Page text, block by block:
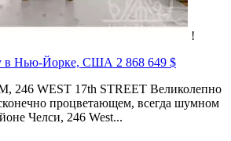
!
в Нью-Йорке, США 2 868 649 $
246 WEST 17th STREET Великолепно
процветающем, всегда шумном
Челси, 246 West...